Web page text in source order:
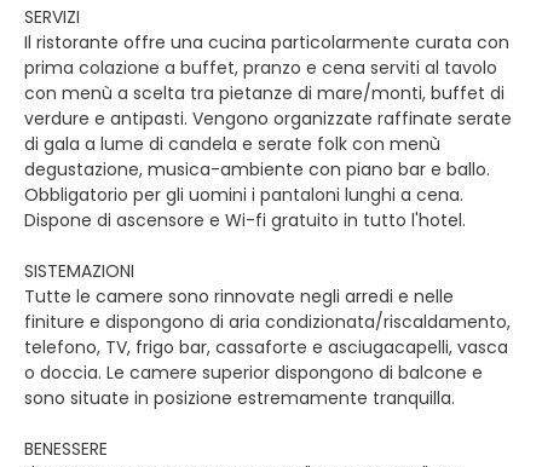
SERVIZI
Il ristorante offre una cucina particolarmente curata con
prima colazione a buffet, pranzo e cena serviti al tavolo
con menù a scelta tra pietanze di mare/monti, buffet di
verdure e antipasti. Vengono organizzate raffinate serate
di gala a lume di candela e serate folk con menù
degustazione, musica-ambiente con piano bar e ballo.
Obbligatorio per gli uomini i pantaloni lunghi a cena.
Dispone di ascensore e Wi-fi gratuito in tutto l'hotel.
SISTEMAZIONI
Tutte le camere sono rinnovate negli arredi e nelle
finiture e dispongono di aria condizionata/riscaldamento,
telefono, TV, frigo bar, cassaforte e asciugacapelli, vasca
o doccia. Le camere superior dispongono di balcone e
sono situate in posizione estremamente tranquilla.
BENESSERE